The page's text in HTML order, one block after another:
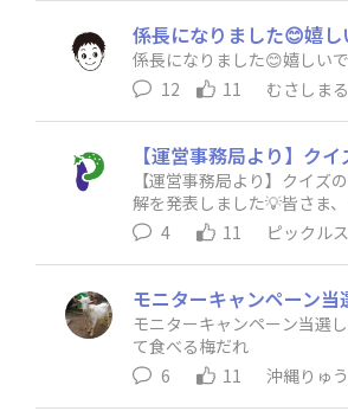
係長になりました😊嬉し
係長になりました😊嬉しい
12
11 むさしまる
【運営事務局より】クイ
解を発表しました💡皆さま
o.jp/announcements/
4 11 ピックル
モニターキャンペーン当選
て食べる梅だれ
6
11 沖縄りゅ